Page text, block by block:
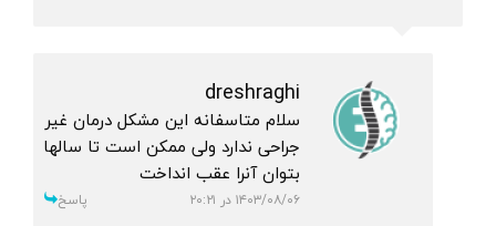
dreshraghi
سلام متاسفانه این مشکل درمان غیر
جراحی ندارد ولی ممکن است تا سالها
بتوان آنرا عقب انداخت
۱۴۰۳/۰۸/۰۶ در ۲۰:۲۱ پاسخ